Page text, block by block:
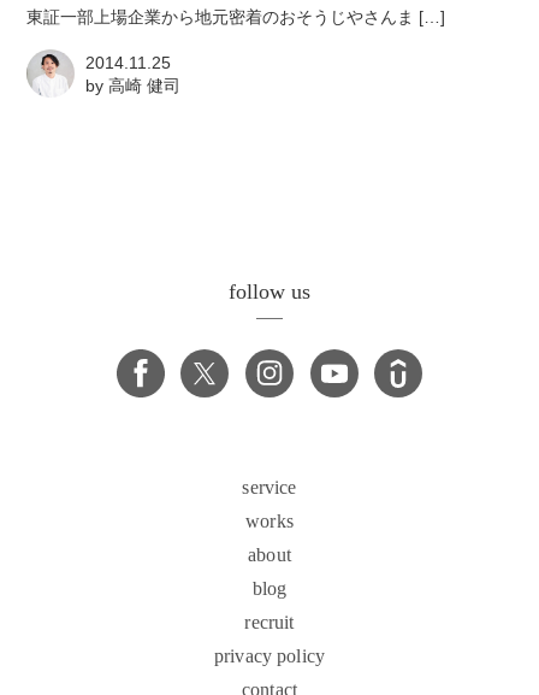
東証一部上場企業から地元密着のおそうじやさんま […]
2014.11.25
by高崎 健司
follow us
service
works
about
blog
recruit
privacy policy
contact